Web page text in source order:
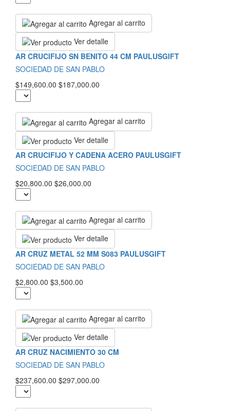
Agregar al carrito
Ver detalle
AR CRUCIFIJO SN BENITO 44 CM PAULUSGIFT
SOCIEDAD DE SAN PABLO
$149,600.00 $187,000.00
Agregar al carrito
Ver detalle
AR CRUCIFIJO Y CADENA ACERO PAULUSGIFT
SOCIEDAD DE SAN PABLO
$20,800.00 $26,000.00
Agregar al carrito
Ver detalle
AR CRUZ METAL 52 MM S083 PAULUSGIFT
SOCIEDAD DE SAN PABLO
$2,800.00 $3,500.00
Agregar al carrito
Ver detalle
AR CRUZ NACIMIENTO 30 CM
SOCIEDAD DE SAN PABLO
$237,600.00 $297,000.00